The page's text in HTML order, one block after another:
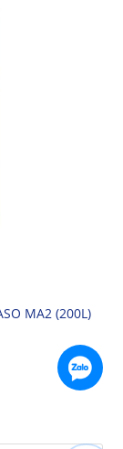
MA2 (200L)